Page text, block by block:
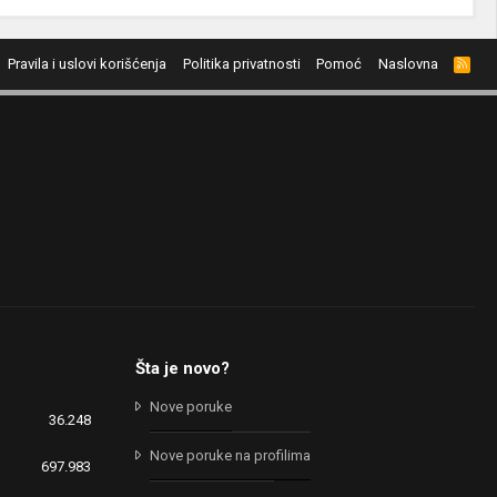
Pravila i uslovi korišćenja Politika privatnosti Pomoć Naslovna
R
S
S
36.248
697.983
Šta je novo?
Nove poruke
Nove poruke na profilima